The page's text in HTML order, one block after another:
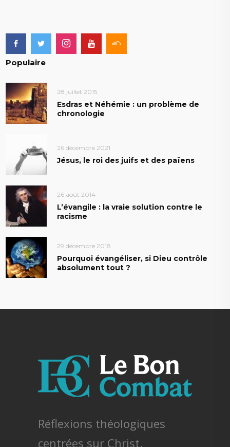
Populaire
28 juillet 2015
Esdras et Néhémie : un problème de
chronologie
26 décembre 2021
Jésus, le roi des juifs et des païens
26 août 2014
L’évangile : la vraie solution contre le
racisme
29 décembre 2018
Pourquoi évangéliser, si Dieu contrôle
absolument tout ?
Réflexions théologiques
centrées sur Christ.